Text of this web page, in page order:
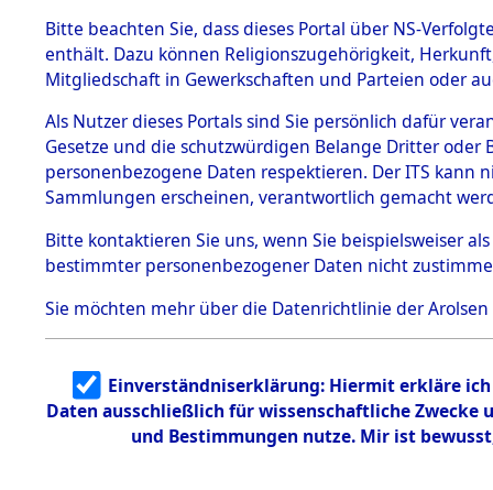
BESTÄNDE
1.
mente
5. Verschiedenes
5.3
Todesmärsche
5.3.1 Alliierte
Erhebungen
zu
Todesmärsch
en
5.3.2
Identifizierun
g
5.3.3
Todesmärsch
0001
Bitte beachten Sie, dass dieses Portal über NS-
enthält. Dazu können Religionszugehörigkeit,
Mitgliedschaft in Gewerkschaften und Parteien oder
Als Nutzer dieses Portals sind Sie persönlich dafür
Gesetze und die schutzwürdigen Belange Dritter
personenbezogene Daten respektieren. Der ITS
Sammlungen erscheinen, verantwortlich gemacht
Bitte kontaktieren Sie uns, wenn Sie beispielsweiser
bestimmter personenbezogener Daten nicht
Sie möchten mehr über die Datenrichtlinie der Arolsen
Einverständniserklärung: Hiermit erkläre
Daten ausschließlich für wissenschaftliche
und Bestimmungen nutze. Mir ist